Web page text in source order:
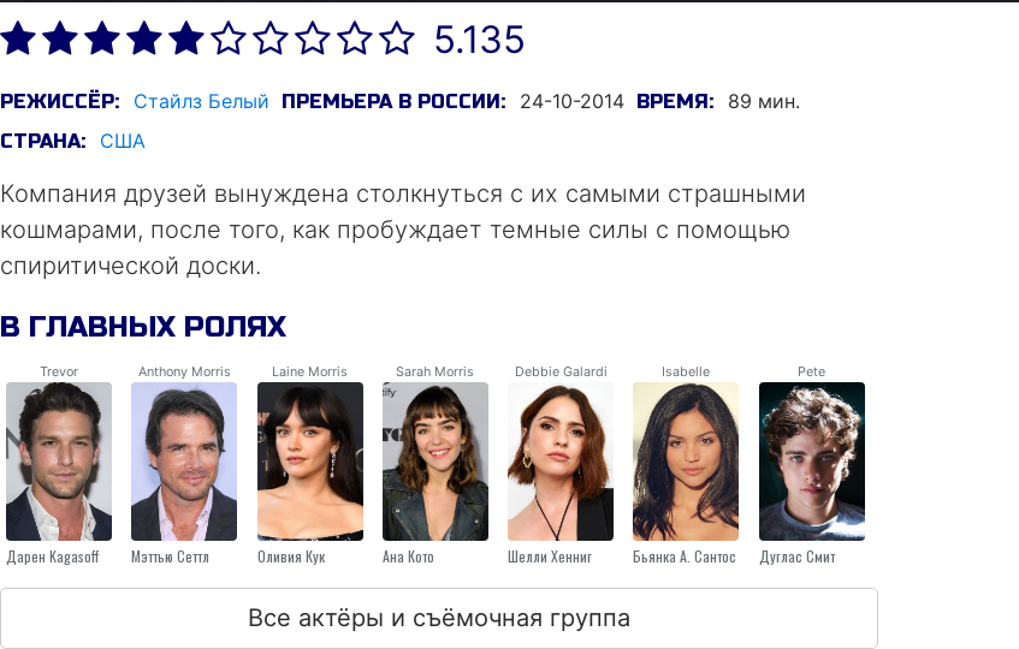
5.135
РЕЖИССЁР: Стайлз Белый ПРЕМЬЕРА В РОССИИ: 24-10-2014 ВРЕМЯ: 89 мин.
СТРАНА: США
Компания друзей вынуждена столкнуться с их самыми страшными
кошмарами, после того, как пробуждает темные силы с помощью
спиритической доски.
В ГЛАВНЫХ РОЛЯХ
Trevor
Дарен Kagasoff
Anthony Morris
Мэттью Сеттл
Laine Morris
Оливия Кук
Sarah Morris
Ана Кото
Debbie Galardi
Шелли Хенниг
Isabelle
Бьянка А. Сантос
Pete
Дуглас Смит
Все актёры и съёмочная группа